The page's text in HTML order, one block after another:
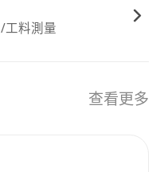
薪酬待遇
康需求
工料測量
查看更多